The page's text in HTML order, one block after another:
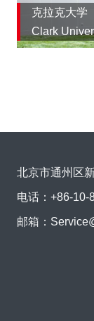
克拉克大学
Clark
北京市通州区
电话： +86-10-
邮箱：